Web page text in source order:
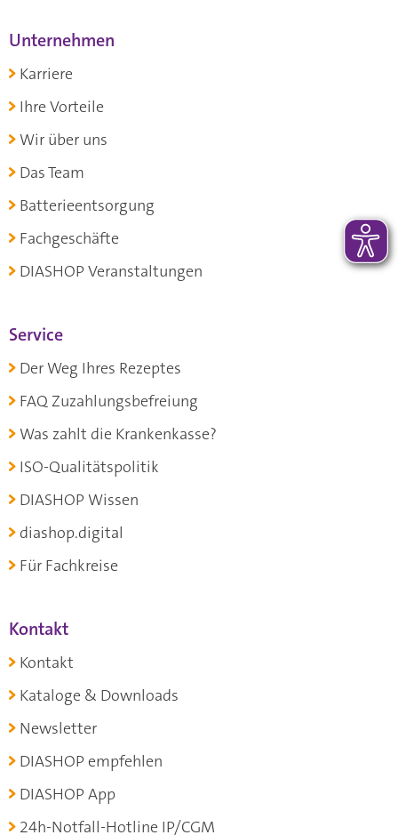
Unternehmen
Karriere
Ihre Vorteile
Wir über uns
Das Team
Batterieentsorgung
Fachgeschäfte
DIASHOP Veranstaltungen
Service
Der Weg Ihres Rezeptes
FAQ Zuzahlungsbefreiung
Was zahlt die Krankenkasse?
ISO-Qualitätspolitik
DIASHOP Wissen
diashop.digital
Für Fachkreise
Kontakt
Kontakt
Kataloge & Downloads
Newsletter
DIASHOP empfehlen
DIASHOP App
24h-Notfall-Hotline IP/CGM